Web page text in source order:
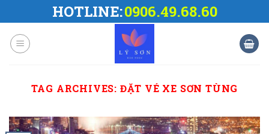
to
content
HOTLINE:0906.49.68.60
TAG ARCHIVES: ĐẶT VÉ XE SƠN TÙNG